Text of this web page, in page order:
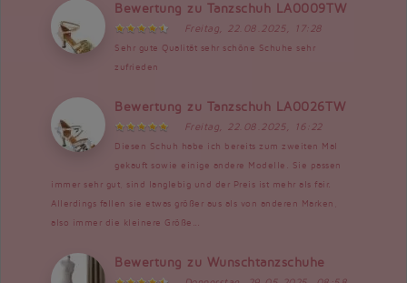
Bewertung zu Tanzschuh LA0009TW
Freitag, 22.08.2025, 17:28
Sehr gute Qualität sehr schöne Schuhe sehr
zufrieden
Bewertung zu Tanzschuh LA0026TW
Freitag, 22.08.2025, 16:22
Diesen Schuh habe ich bereits zum zweiten Mal
gekauft sowie einige andere Modelle. Sie passen
immer sehr gut, sind langlebig und der Preis ist mehr als fair.
Allerdings fallen sie etwas größer aus als von anderen Marken,
also immer die kleinere Größe...
Bewertung zu Wunschtanzschuhe